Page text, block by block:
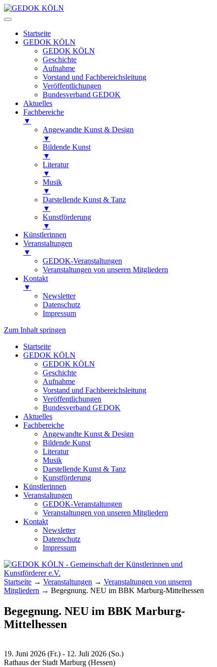
Startseite
GEDOK KÖLN
GEDOK KÖLN
Geschichte
Aufnahme
Vorstand und Fachbereichsleitung
Veröffentlichungen
Bundesverband GEDOK
Aktuelles
Fachbereiche
▼
Angewandte Kunst & Design
▼
Bildende Kunst
▼
Literatur
▼
Musik
▼
Darstellende Kunst & Tanz
▼
Kunstförderung
▼
Künstlerinnen
Veranstaltungen
▼
GEDOK-Veranstaltungen
Veranstaltungen von unseren Mitgliedern
Kontakt
▼
Newsletter
Datenschutz
Impressum
Zum Inhalt springen
Startseite
GEDOK KÖLN
GEDOK KÖLN
Geschichte
Aufnahme
Vorstand und Fachbereichsleitung
Veröffentlichungen
Bundesverband GEDOK
Aktuelles
Fachbereiche
Angewandte Kunst & Design
Bildende Kunst
Literatur
Musik
Darstellende Kunst & Tanz
Kunstförderung
Künstlerinnen
Veranstaltungen
GEDOK-Veranstaltungen
Veranstaltungen von unseren Mitgliedern
Kontakt
Newsletter
Datenschutz
Impressum
GEDOK KÖLN
Gemeinschaft der Künstlerinnen und
Kunstförderer e.V.
Startseite → Veranstaltungen → Veranstaltungen von unseren
Mitgliedern → Begegnung. NEU im BBK Marburg-Mittelhessen
Begegnung. NEU im BBK Marburg-
Mittelhessen
19. Juni 2026 (Fr.) - 12. Juli 2026 (So.)
Rathaus der Stadt Marburg (Hessen)